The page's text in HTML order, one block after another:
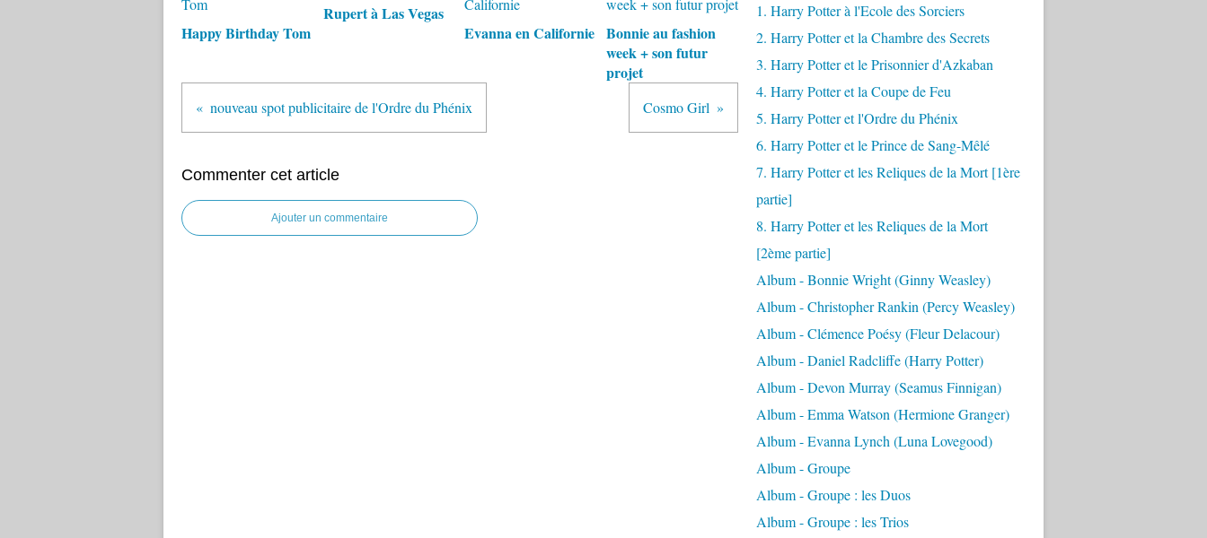
Happy Birthday Tom
Rupert à Las Vegas
Evanna en Californie Bonnie au fashion
week + son futur
projet
nouveau spot publicitaire de l'Ordre du Phénix Cosmo Girl
Commenter cet article
Ajouter un commentaire
1. Harry Potter à l'Ecole des Sorciers
2. Harry Potter et la Chambre des Secrets
3. Harry Potter et le Prisonnier d'Azkaban
4. Harry Potter et la Coupe de Feu
5. Harry Potter et l'Ordre du Phénix
6. Harry Potter et le Prince de Sang-Mêlé
7. Harry Potter et les Reliques de la Mort [1ère
partie]
8. Harry Potter et les Reliques de la Mort
[2ème partie]
Album - Bonnie Wright (Ginny Weasley)
Album - Christopher Rankin (Percy Weasley)
Album - Clémence Poésy (Fleur Delacour)
Album - Daniel Radcliffe (Harry Potter)
Album - Devon Murray (Seamus Finnigan)
Album - Emma Watson (Hermione Granger)
Album - Evanna Lynch (Luna Lovegood)
Album - Groupe
Album - Groupe : les Duos
Album - Groupe : les Trios